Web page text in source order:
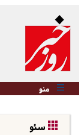
منو
سئو